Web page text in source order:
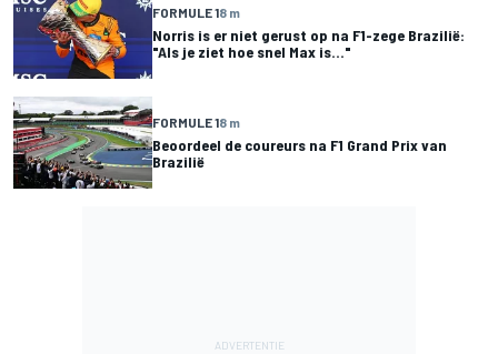
FORMULE 18 m
Norris is er niet gerust op na F1-zege Brazilië:
"Als je ziet hoe snel Max is..."
FORMULE 18 m
Beoordeel de coureurs na F1 Grand Prix van
Brazilië